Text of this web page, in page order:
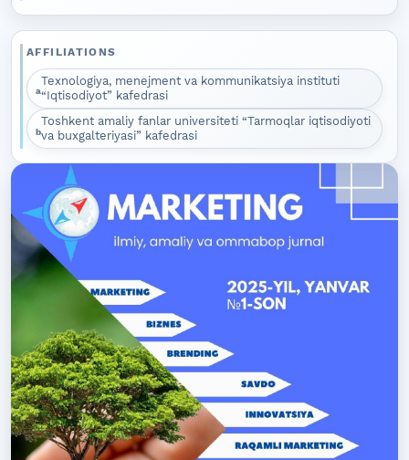
AFFILIATIONS
a
Texnologiya, menejment va kommunikatsiya instituti
“Iqtisodiyot” kafedrasi
b
Toshkent amaliy fanlar universiteti “Tarmoqlar iqtisodiyoti
va buxgalteriyasi” kafedrasi